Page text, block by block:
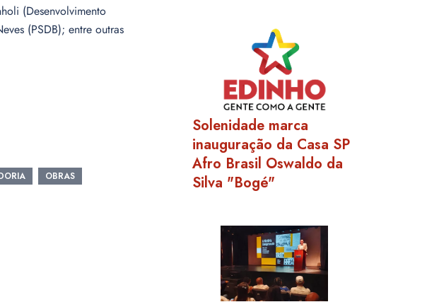
(Desenvolvimento
(PSDB); entre outras
OBRAS
Solenidade marca
inauguração da Casa SP
Afro Brasil Oswaldo da
Silva "Bogé"